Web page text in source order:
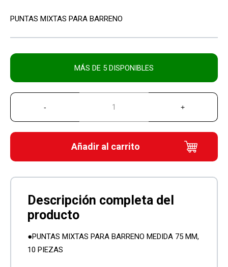
PUNTAS MIXTAS PARA BARRENO
MÁS DE 5 DISPONIBLES
Añadir al carrito
●PUNTAS MIXTAS PARA BARRENO MEDIDA 75 MM,
10 PIEZAS